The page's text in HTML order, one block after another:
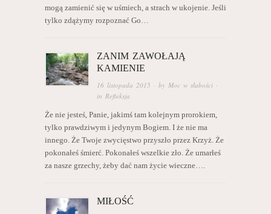
mogą zamienić się w uśmiech, a strach w ukojenie. Jeśli
tylko zdążymy rozpoznać Go…
ZANIM ZAWOŁAJĄ
KAMIENIE
16 listopada 2015 · byMoc w słabości ·
inRefleksja
Że nie jesteś, Panie, jakimś tam kolejnym prorokiem,
tylko prawdziwym i jedynym Bogiem. I że nie ma
innego. Że Twoje zwycięstwo przyszło przez Krzyż. Że
pokonałeś śmierć. Pokonałeś wszelkie zło. Że umarłeś
za nasze grzechy, żeby dać nam życie wieczne….
MIŁOŚĆ